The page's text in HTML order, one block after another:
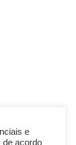
e
de acordo